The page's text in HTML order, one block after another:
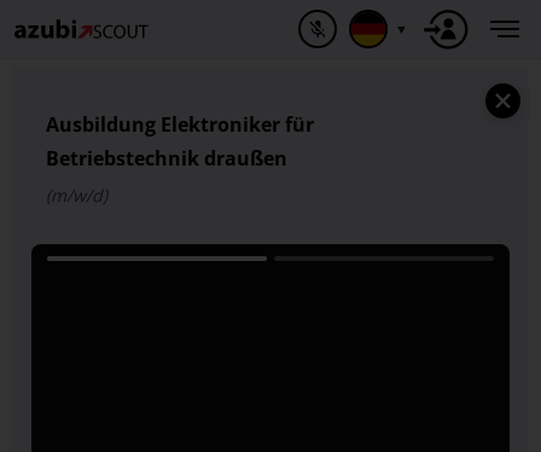
▼
Ausbildung Elektroniker für
Betriebstechnik draußen
(m/w/d)